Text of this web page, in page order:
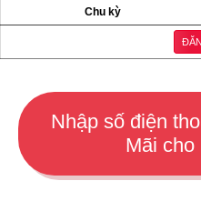
Chu kỳ
Nhập số điện
Mãi cho